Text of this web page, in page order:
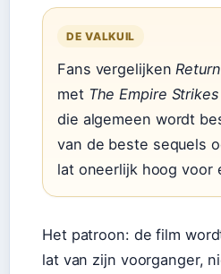
DE VALKUIL
Fans vergelijken
met The Empire
die algemeen wordt
van de beste sequels
lat oneerlijk hoog voor
Het patroon: de film
lat van zijn voorganger,